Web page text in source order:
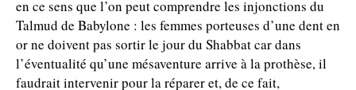
en ce sens que l’on peut comprendre les injonctions du
Talmud de Babylone : les femmes porteuses d’une dent en
or ne doivent pas sortir le jour du Shabbat car dans
l’éventualité qu’une mésaventure arrive à la prothèse, il
faudrait intervenir pour la réparer et, de ce fait,